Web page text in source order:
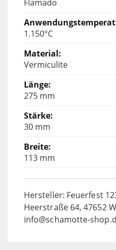
Flamado
1.150°C
Vermiculite
275 mm
30 mm
113 mm
Hersteller: Feuerfest
Heerstraße 64, 47652
info@schamotte-